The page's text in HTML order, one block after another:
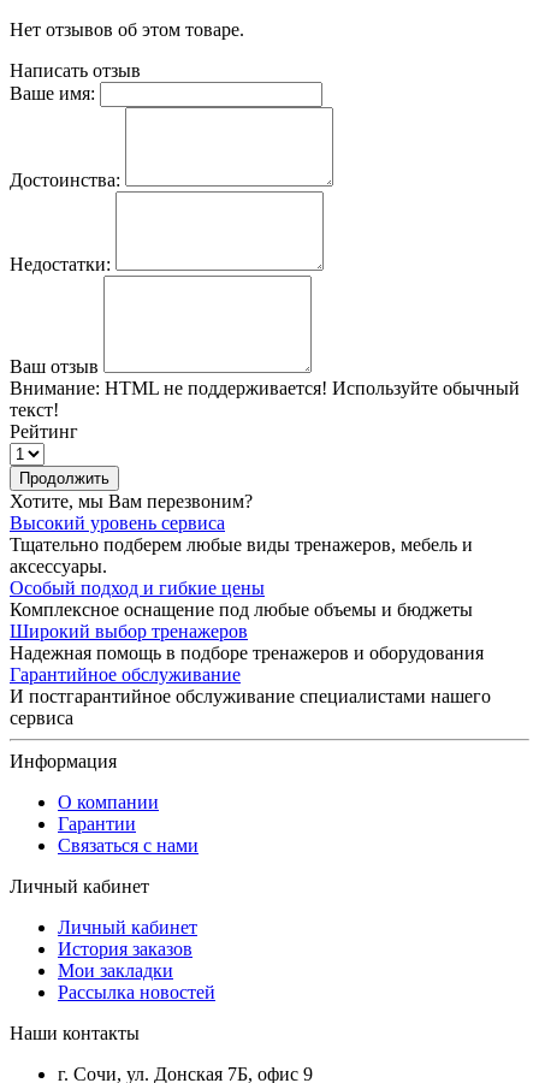
Нет отзывов об этом товаре.
Написать отзыв
Ваше имя:
Достоинства:
Недостатки:
Ваш отзыв
Внимание: HTML не поддерживается! Используйте обычный
текст!
Рейтинг
Продолжить
Хотите, мы Вам перезвоним?
Высокий уровень сервиса
Тщательно подберем любые виды тренажеров, мебель и
аксессуары.
Особый подход и гибкие цены
Комплексное оснащение под любые объемы и бюджеты
Широкий выбор тренажеров
Надежная помощь в подборе тренажеров и оборудования
Гарантийное обслуживание
И постгарантийное обслуживание специалистами нашего
сервиса
Информация
О компании
Гарантии
Связаться с нами
Личный кабинет
Личный кабинет
История заказов
Мои закладки
Рассылка новостей
Наши контакты
г. Сочи, ул. Донская 7Б, офис 9